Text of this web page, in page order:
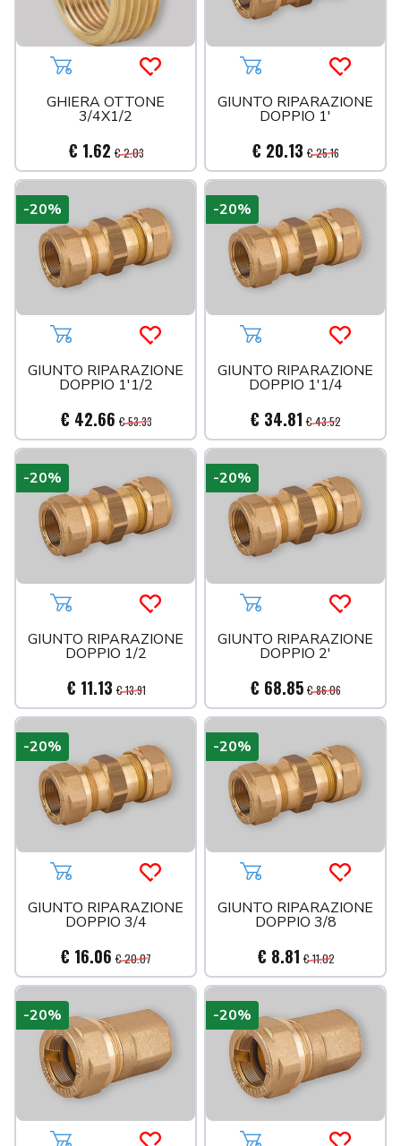
Aggiungi al carrelloAcquista più tardi
GHIERA OTTONE
3/4X1/2
€ 1.62 € 2.03
Aggiungi al carrello
GIUNTO RIPARAZIONE
DOPPIO 1'
€ 20.13 € 25.16
Aggiungi al carrelloAcquista più tardi
GIUNTO RIPARAZIONE
DOPPIO 1'1/2
€ 42.66 € 53.33
-20%
Aggiungi al carrello
GIUNTO RIPARAZIONE
DOPPIO 1'1/4
€ 34.81 € 43.52
-20%
Aggiungi al carrelloAcquista più tardi
GIUNTO RIPARAZIONE
DOPPIO 1/2
€ 11.13 € 13.91
-20%
Aggiungi al carrello
GIUNTO RIPARAZIONE
DOPPIO 2'
€ 68.85 € 86.06
-20%
Aggiungi al carrelloAcquista più tardi
GIUNTO RIPARAZIONE
DOPPIO 3/4
€ 16.06 € 20.07
-20%
Aggiungi al carrello
GIUNTO RIPARAZIONE
DOPPIO 3/8
€ 8.81 € 11.02
-20%
-20% -20%